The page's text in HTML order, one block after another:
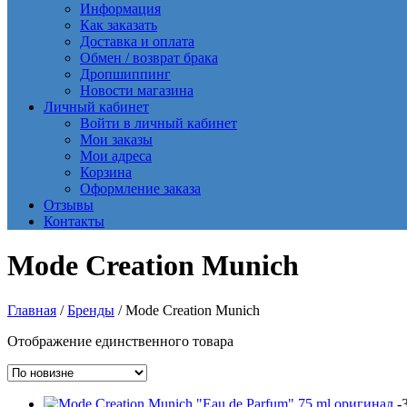
Информация
Как заказать
Доставка и оплата
Обмен / возврат брака
Дропшиппинг
Новости магазина
Личный кабинет
Войти в личный кабинет
Мои заказы
Мои адреса
Корзина
Оформление заказа
Отзывы
Контакты
Mode Creation Munich
Главная /Бренды / Mode Creation Munich
Отображение единственного товара
-